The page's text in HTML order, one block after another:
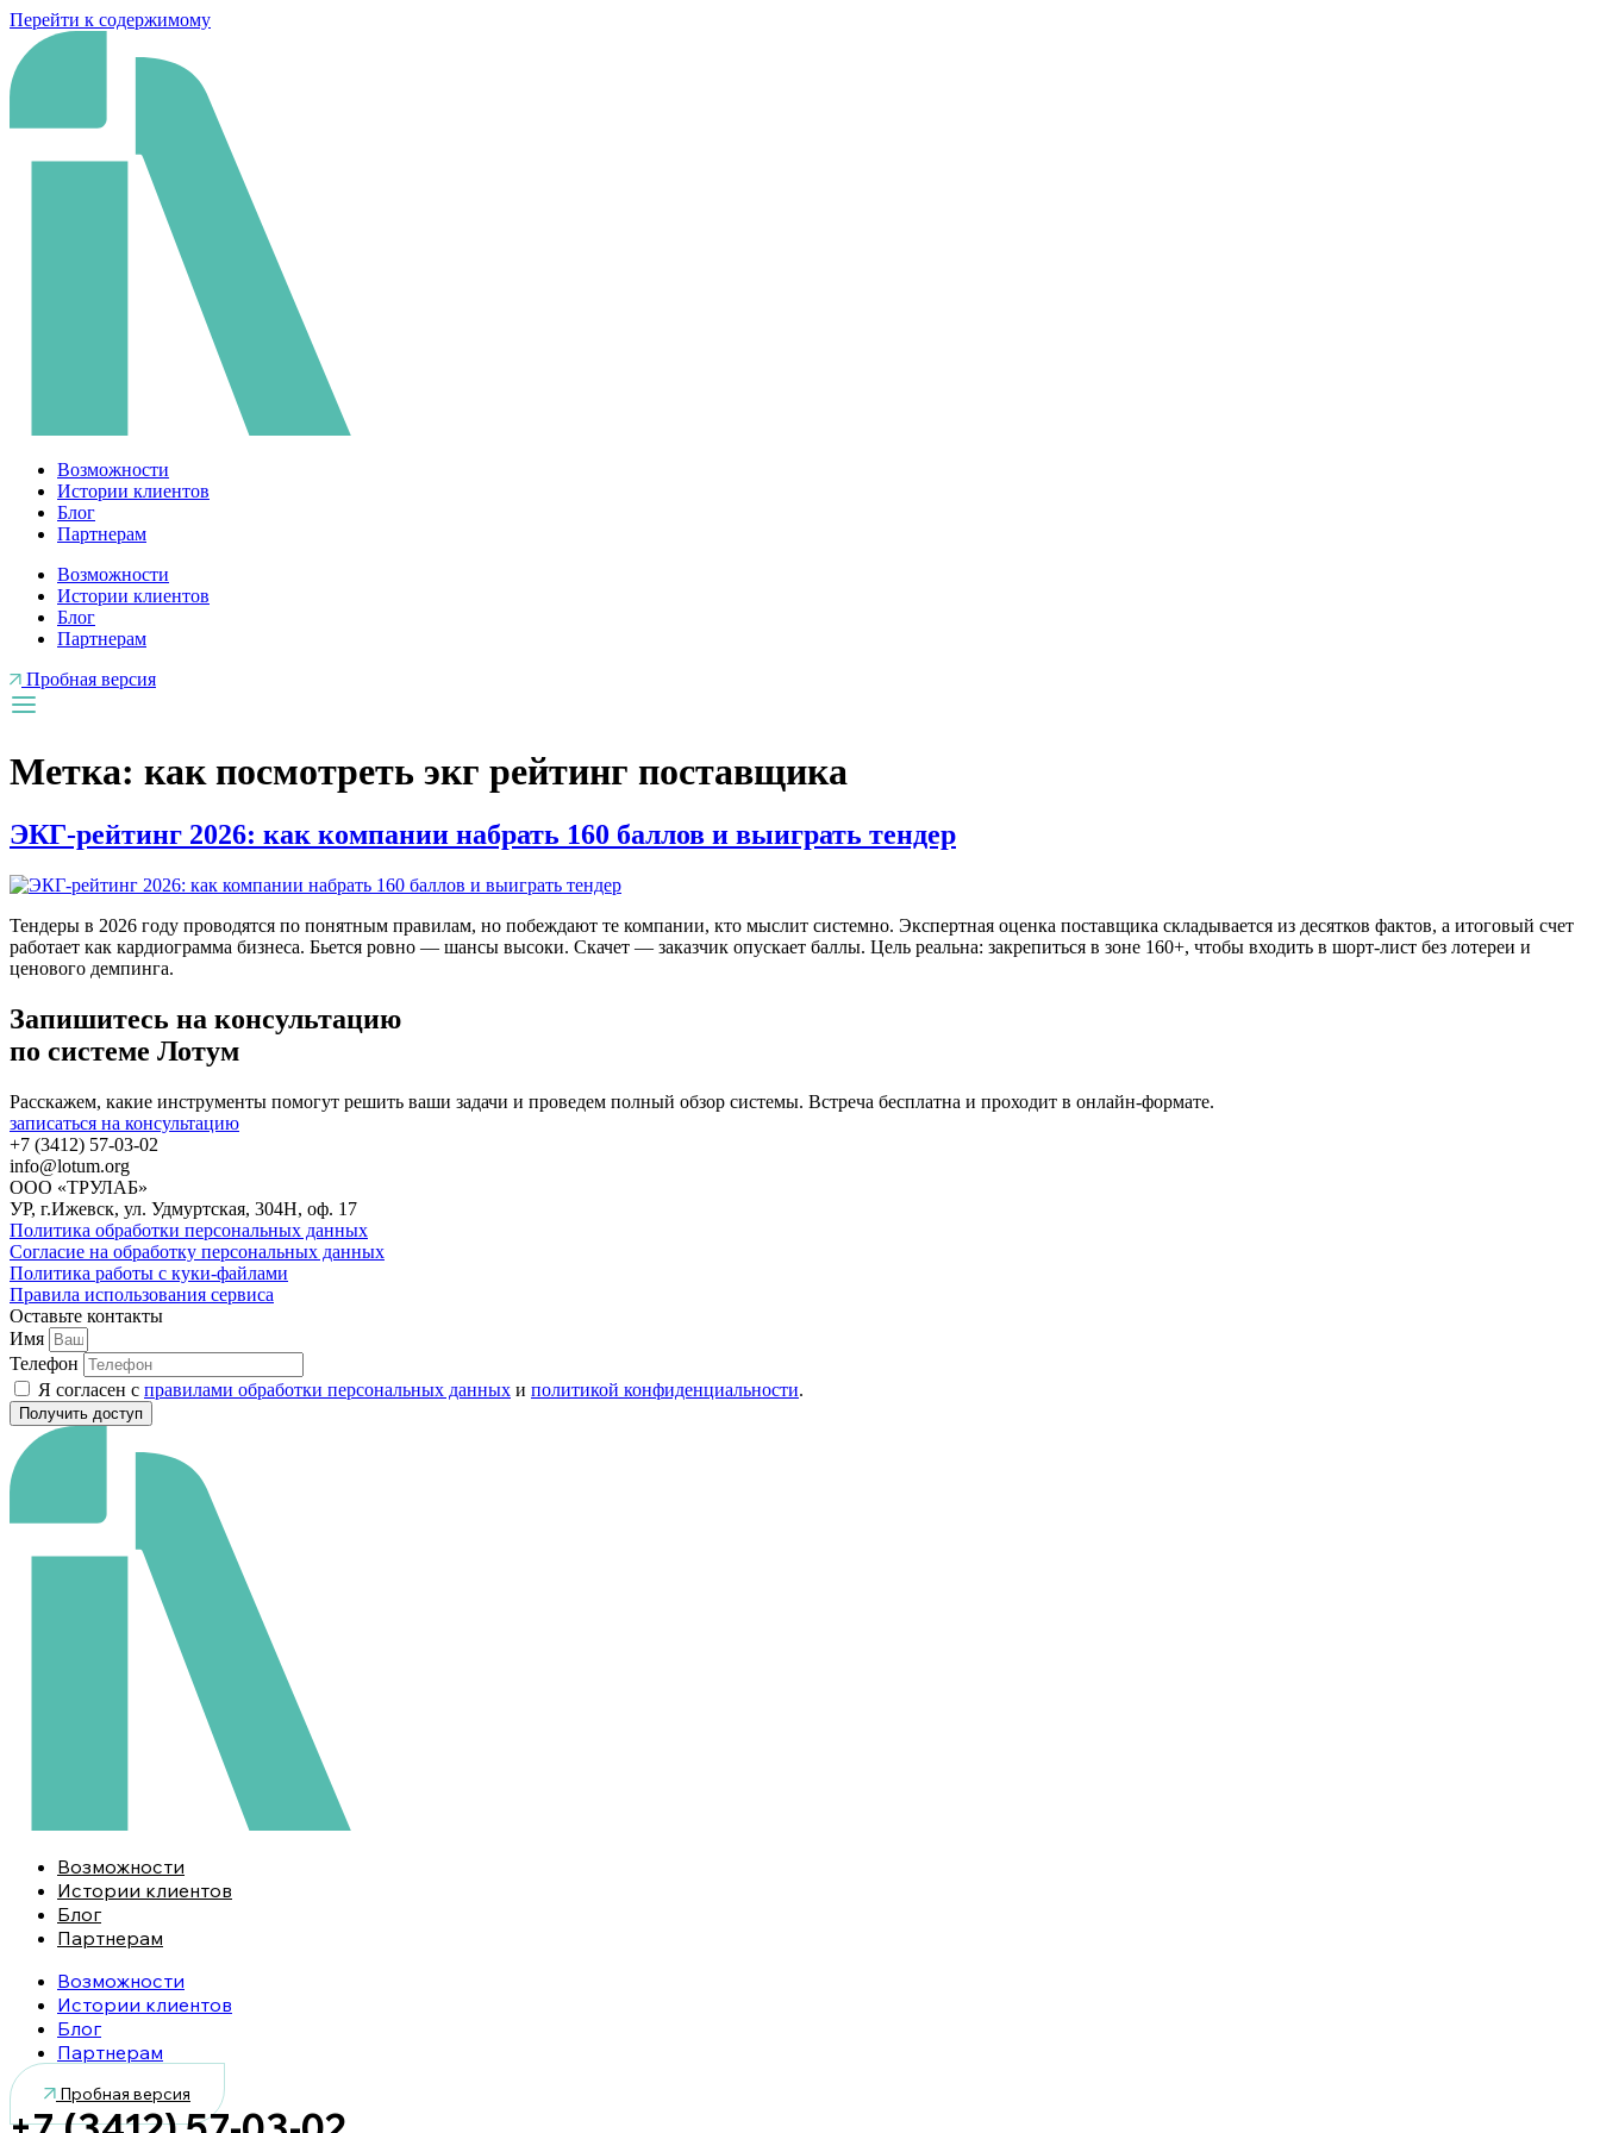
Перейти к содержимому
Возможности
Истории клиентов
Блог
Партнерам
Возможности
Истории клиентов
Блог
Партнерам
Пробная версия
Метка: как посмотреть экг рейтинг поставщика
ЭКГ-рейтинг 2026: как компании набрать 160 баллов и выиграть тендер
Тендеры в 2026 году проводятся по понятным правилам, но побеждают те компании, кто мыслит системно. Экспертная оценка поставщика складывается из десятков фактов, а итоговый счет
работает как кардиограмма бизнеса. Бьется ровно — шансы высоки. Скачет — заказчик опускает баллы. Цель реальна: закрепиться в зоне 160+, чтобы входить в шорт-лист без лотереи и
ценового демпинга.
Запишитесь на консультацию
по системе Лотум
Расскажем, какие инструменты помогут решить ваши задачи и проведем полный обзор системы. Встреча бесплатна и проходит в онлайн-формате.
записаться на консультацию
+7 (3412) 57-03-02
info@lotum.org
ООО «ТРУЛАБ»
УР, г.Ижевск, ул. Удмуртская, 304Н, оф. 17
Политика обработки персональных данных
Согласие на обработку персональных данных
Политика работы с куки-файлами
Правила использования сервиса
Оставьте контакты
Имя
Телефон
Я согласен с правилами обработки персональных данных и политикой конфиденциальности.
Получить доступ
Возможности
Истории клиентов
Блог
Партнерам
Возможности
Истории клиентов
Блог
Партнерам
Пробная версия